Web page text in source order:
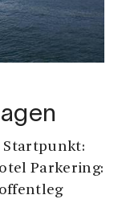
Startpunkt:
Parkering: